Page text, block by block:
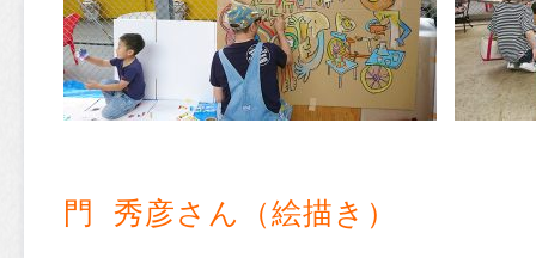
門 秀彦さん（絵描き）